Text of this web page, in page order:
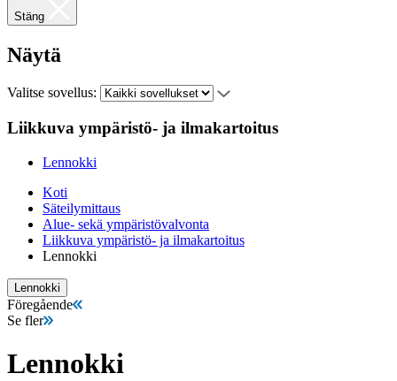
Stäng
Näytä
Valitse sovellus:
Liikkuva ympäristö- ja ilmakartoitus
Lennokki
Koti
Säteilymittaus
Alue- sekä ympäristövalvonta
Liikkuva ympäristö- ja ilmakartoitus
Lennokki
Lennokki
Föregående
Se fler
Lennokki